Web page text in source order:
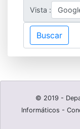
Vista :
Buscar
© 2019 -
Informáticos -